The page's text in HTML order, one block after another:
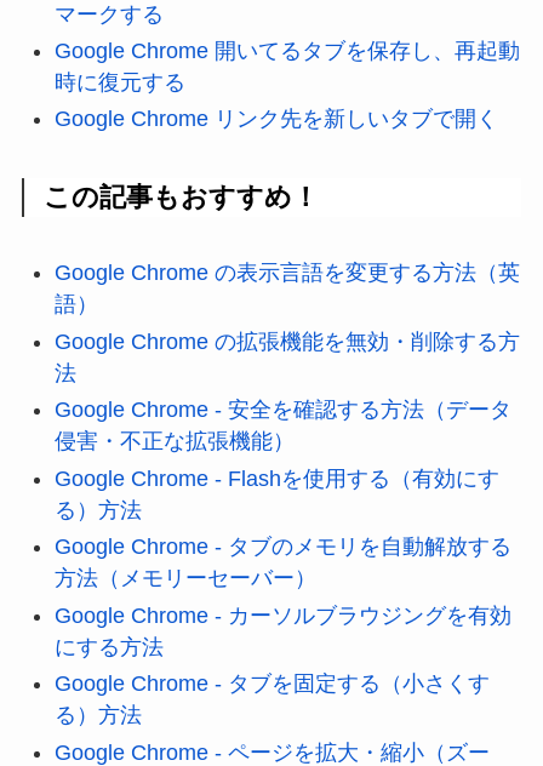
マークする
Google Chrome 開いてるタブを保存し、再起動
時に復元する
Google Chrome リンク先を新しいタブで開く
この記事もおすすめ！
Google Chrome の表示言語を変更する方法（英
語）
Google Chrome の拡張機能を無効・削除する方
法
Google Chrome - 安全を確認する方法（データ
侵害・不正な拡張機能）
Google Chrome - Flashを使用する（有効にす
る）方法
Google Chrome - タブのメモリを自動解放する
方法（メモリーセーバー）
Google Chrome - カーソルブラウジングを有効
にする方法
Google Chrome - タブを固定する（小さくす
る）方法
Google Chrome - ページを拡大・縮小（ズー